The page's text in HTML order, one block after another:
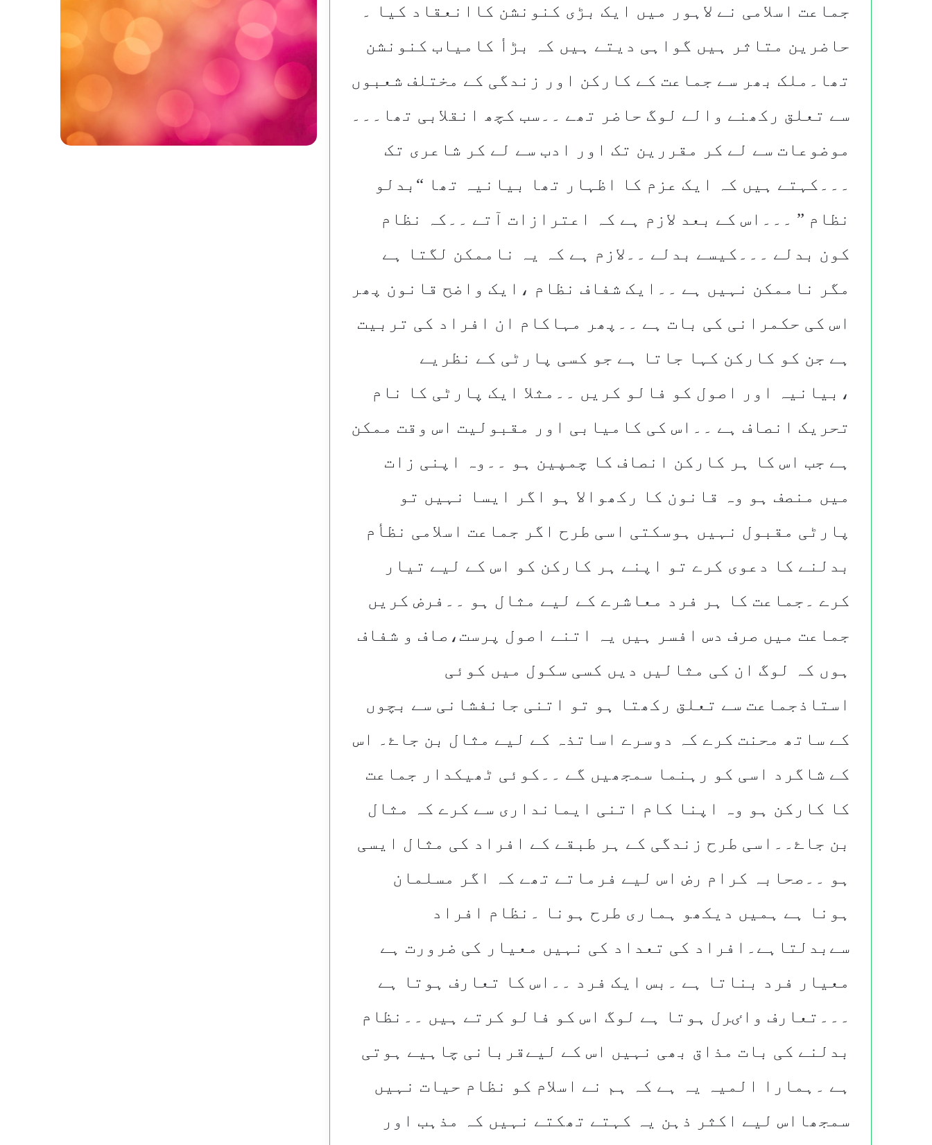
جماعت اسلامی نے لاہور میں ایک بڑی کنونشن کاانعقاد کیا ۔
حاضرین متاثر ہیں گواہی دیتے ہیں کہ بڑأ کامیاب کنونشن
تھا۔ملک بھر سے جماعت کے کارکن اور زندگی کے مختلف شعبوں
سے تعلق رکھنے والے لوگ حاضر تھے ۔۔سب کچھ انقلابی تھا۔۔۔
موضوعات سے لے کر مقررین تک اور ادب سے لے کر شاعری تک
۔۔۔کہتے ہیں کہ ایک عزم کا اظہار تھا بیانیہ تھا “بدلو
نظام ” ۔۔۔اس کے بعد لازم ہے کہ اعترازات آتے ۔۔کہ نظام
کون بدلے ۔۔۔کیسے بدلے ۔۔لازم ہے کہ یہ ناممکن لگتا ہے
مگر ناممکن نہیں ہے ۔۔ایک شفاف نظام ،ایک واضح قانون پھر
اس کی حکمرانی کی بات ہے ۔۔پھر مہاکام ان افراد کی تربیت
ہے جن کو کارکن کہا جاتا ہے جو کسی پارٹی کے نظریے
،بیانیہ اور اصول کو فالو کریں ۔۔مثلا ایک پارٹی کا نام
تحریک انصاف ہے ۔۔اس کی کامیابی اور مقبولیت اس وقت ممکن
ہے جب اس کا ہر کارکن انصاف کا چمپین ہو ۔۔وہ اپنی زات
میں منصف ہو وہ قانون کا رکھوالا ہو اگر ایسا نہیں تو
پارٹی مقبول نہیں ہوسکتی اسی طرح اگر جماعت اسلامی نظأم
بدلنے کا دعوی کرے تو اپنے ہر کارکن کو اس کے لیے تیار
کرے ۔جماعت کا ہر فرد معاشرے کے لیے مثال ہو ۔۔فرض کریں
جماعت میں صرف دس افسر ہیں یہ اتنے اصول پرست،صاف و شفاف
ہوں کہ لوگ ان کی مثالیں دیں کسی سکول میں کوئی
استاذجماعت سے تعلق رکھتا ہو تو اتنی جانفشانی سے بچوں
کے ساتھ محنت کرے کہ دوسرے اساتذہ کے لیے مثال بن جاۓ۔ اس
کے شاگرد اسی کو رہنما سمجھیں گے ۔۔کوئی ٹھیکدار جماعت
کا کارکن ہو وہ اپنا کام اتنی ایمانداری سے کرے کہ مثال
بن جاۓ۔۔اسی طرح زندگی کے ہر طبقے کے افراد کی مثال ایسی
ہو ۔۔صحابہ کرام رض اس لیے فرماتے تھے کہ اگر مسلمان
ہونا ہے ہمیں دیکھو ہماری طرح ہونا ۔نظام افراد
سےبدلتاہے۔افراد کی تعداد کی نہیں معیار کی ضرورت ہے
معیار فرد بناتا ہے ۔بس ایک فرد ۔۔اس کا تعارف ہوتا ہے
۔۔۔تعارف واٸرل ہوتا ہے لوگ اس کو فالو کرتے ہیں ۔۔نظام
بدلنے کی بات مذاق بھی نہیں اس کے لیےقربانی چاہیے ہوتی
ہے ۔ہمارا المیہ یہ ہے کہ ہم نے اسلام کو نظام حیات نہیں
سمجھااس لیے اکثر ذہن یہ کہتے تھکتے نہیں کہ مذہب اور